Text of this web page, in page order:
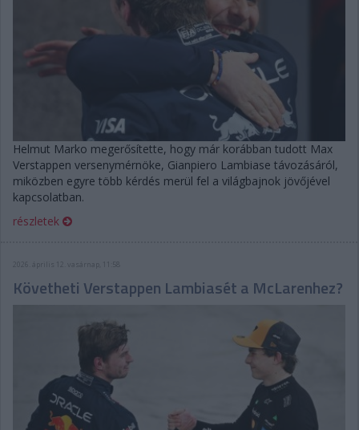
Helmut Marko megerősítette, hogy már korábban tudott Max
Verstappen versenymérnöke, Gianpiero Lambiase távozásáról,
miközben egyre több kérdés merül fel a világbajnok jövőjével
kapcsolatban.
részletek
Követheti Verstappen Lambiasét a McLarenhez?